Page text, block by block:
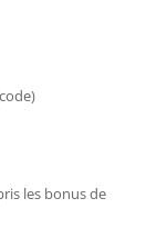
les bonus de